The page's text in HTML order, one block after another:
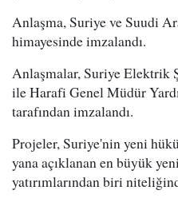
Anlaşma, Suriye ve Suudi
himayesinde imzalandı.
Anlaşmalar, Suriye Elektrik
ile Harafi Genel Müdür
tarafından imzalandı.
Projeler, Suriye'nin yeni
yana açıklanan en büyük
yatırımlarından biri